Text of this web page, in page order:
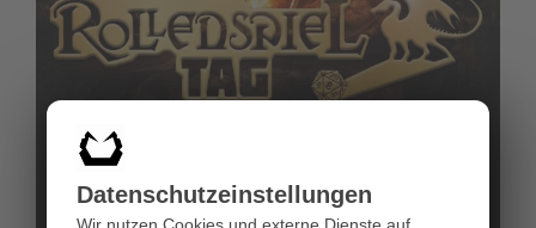
Datenschutz­einstellungen